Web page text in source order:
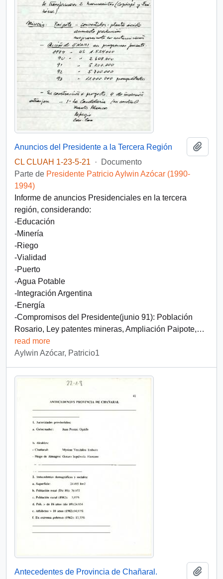
Anuncios del Presidente a la Tercera Región
CL CLUAH 1-23-5-21
·
Documento
Parte de Presidente Patricio Aylwin Azócar (1990-
1994)
Informe de anuncios Presidenciales en la tercera
región, considerando:
-Educación
-Minería
-Riego
-Vialidad
-Puerto
-Agua Potable
-Integración Argentina
-Energía
-Compromisos del Presidente(junio 91): Población
Rosario, Ley patentes mineras, Ampliación Paipote,…
read more
Aylwin Azócar, Patricio1
Antecedentes de Provincia de Chañaral.